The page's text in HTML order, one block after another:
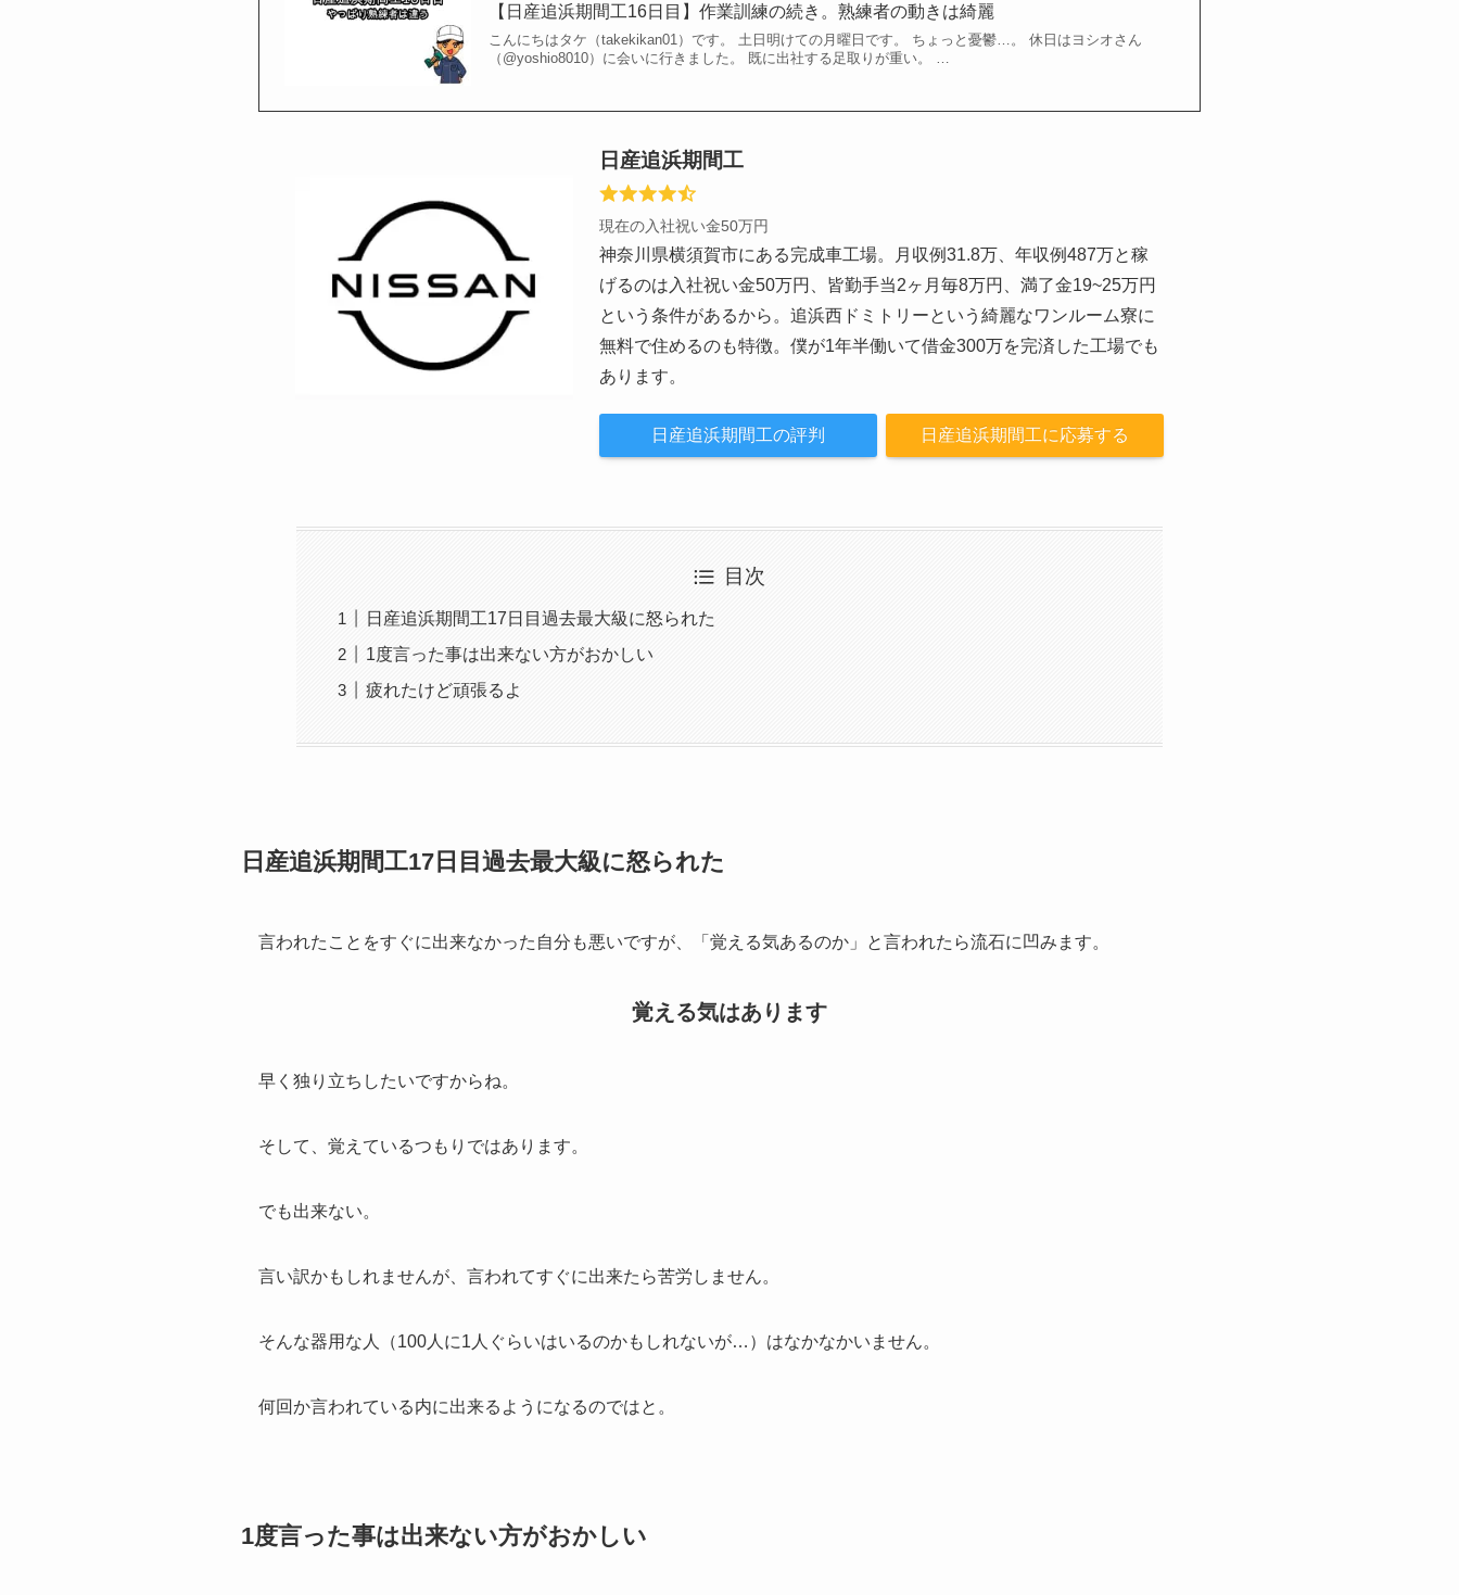
【日産追浜期間工16日目】作業訓練の続き。熟練者の動きは綺麗
こんにちはタケ（takekikan01）です。 土日明けての月曜日です。 ちょっと憂鬱…。 休日はヨシオさん
（@yoshio8010）に会いに行きました。 既に出社する足取りが重い。 …
日産追浜期間工
現在の入社祝い金50万円
神奈川県横須賀市にある完成車工場。月収例31.8万、年収例487万と稼
げるのは入社祝い金50万円、皆勤手当2ヶ月毎8万円、満了金19~25万円
という条件があるから。追浜西ドミトリーという綺麗なワンルーム寮に
無料で住めるのも特徴。僕が1年半働いて借金300万を完済した工場でも
あります。
日産追浜期間工の評判 日産追浜期間工に応募する
目次
日産追浜期間工17日目過去最大級に怒られた
1度言った事は出来ない方がおかしい
疲れたけど頑張るよ
日産追浜期間工17日目過去最大級に怒られた
言われたことをすぐに出来なかった自分も悪いですが、「覚える気あるのか」と言われたら流石に凹みます。
覚える気はあります
早く独り立ちしたいですからね。
そして、覚えているつもりではあります。
でも出来ない。
言い訳かもしれませんが、言われてすぐに出来たら苦労しません。
そんな器用な人（100人に1人ぐらいはいるのかもしれないが…）はなかなかいません。
何回か言われている内に出来るようになるのではと。
1度言った事は出来ない方がおかしい